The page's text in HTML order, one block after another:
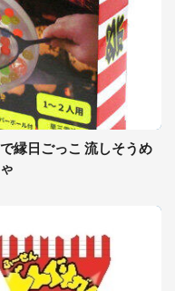
縁日ごっこ 流しそうめ